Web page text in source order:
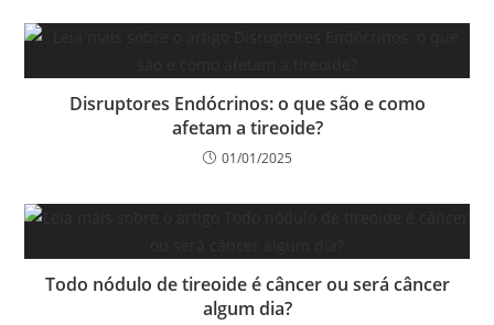
Disruptores Endócrinos: o que são e como
afetam a tireoide?
01/01/2025
Todo nódulo de tireoide é câncer ou será câncer
algum dia?